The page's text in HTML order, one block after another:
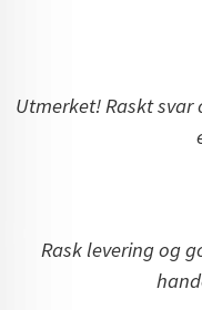
Utmerket! Raskt
Rask levering og